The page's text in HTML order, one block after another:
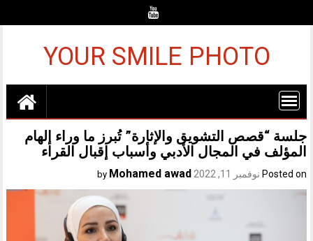
YOUR SMILE PHOTO
جلسة “قصص التشويق والإثارة” تُبرز ما وراء إلهام
المؤلف في المجال الأدبي وأسباب إقبال القراء
Posted on نوفمبر 11, 2022 Mohamed awad